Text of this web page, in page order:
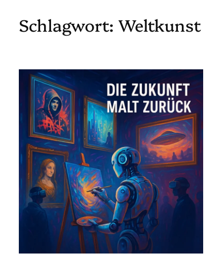
Zum
InhaltSchlagwort: Weltkunst